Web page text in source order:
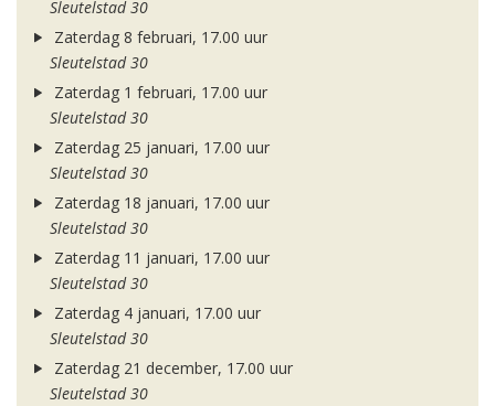
Sleutelstad 30
Zaterdag 8 februari, 17.00 uur
Sleutelstad 30
Zaterdag 1 februari, 17.00 uur
Sleutelstad 30
Zaterdag 25 januari, 17.00 uur
Sleutelstad 30
Zaterdag 18 januari, 17.00 uur
Sleutelstad 30
Zaterdag 11 januari, 17.00 uur
Sleutelstad 30
Zaterdag 4 januari, 17.00 uur
Sleutelstad 30
Zaterdag 21 december, 17.00 uur
Sleutelstad 30